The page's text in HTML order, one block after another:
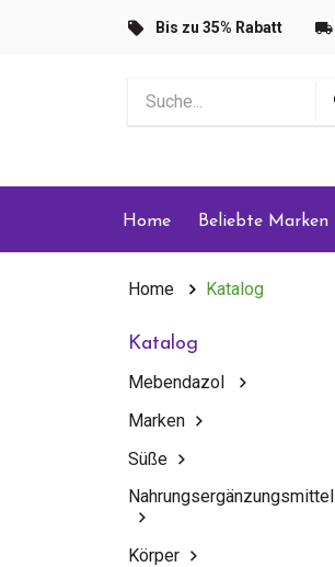
Bis zu 35% Rabatt
Home Beliebte Marken
Home Katalog
Katalog
Mebendazol
Marken
Süße
Nahrungsergänzungsmittel
Körper